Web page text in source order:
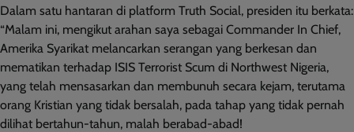
Dalam satu hantaran di platform Truth Social, presiden itu berkata:
“Malam ini, mengikut arahan saya sebagai Commander In Chief,
Amerika Syarikat melancarkan serangan yang berkesan dan
mematikan terhadap ISIS Terrorist Scum di Northwest Nigeria,
yang telah mensasarkan dan membunuh secara kejam, terutama
orang Kristian yang tidak bersalah, pada tahap yang tidak pernah
dilihat bertahun-tahun, malah berabad-abad!